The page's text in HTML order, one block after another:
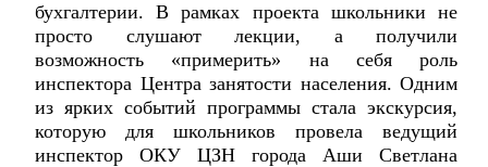
бухгалтерии. В рамках проекта школьники не
просто слушают лекции, а получили
возможность «примерить» на себя роль
инспектора Центра занятости населения. Одним
из ярких событий программы стала экскурсия,
которую для школьников провела ведущий
инспектор ОКУ ЦЗН города Аши Светлана